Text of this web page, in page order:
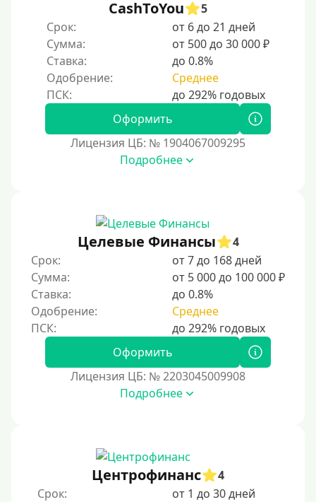
30000 руб на год
35000 руб
40000 руб
50000 руб
60000 руб
70000 руб
150000 руб
200000 руб
250000 руб
300000 руб
500000 руб
Мини займы
С помощью системы Юнистрим (Unistream)
CashToYou
5
Срок:
от 6 до 21 дней
Сумма:
от 500 до 30 000 ₽
Ставка:
до 0.8%
Одобрение:
Среднее
Оформить
Лицензия ЦБ: № 1904067009295
Подробнее
Целевые Финансы
4
Срок:
от 7 до 168 дней
Сумма:
от 5 000 до 100 000 ₽
Ставка:
до 0.8%
Одобрение:
Среднее
Оформить
Лицензия ЦБ: № 2203045009908
Подробнее
Центрофинанс
4
Срок:
от 1 до 30 дней